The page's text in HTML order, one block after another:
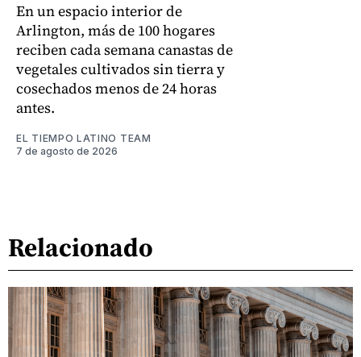
En un espacio interior de
Arlington, más de 100 hogares
reciben cada semana canastas de
vegetales cultivados sin tierra y
cosechados menos de 24 horas
antes.
EL TIEMPO LATINO TEAM
7 de agosto de 2026
Relacionado